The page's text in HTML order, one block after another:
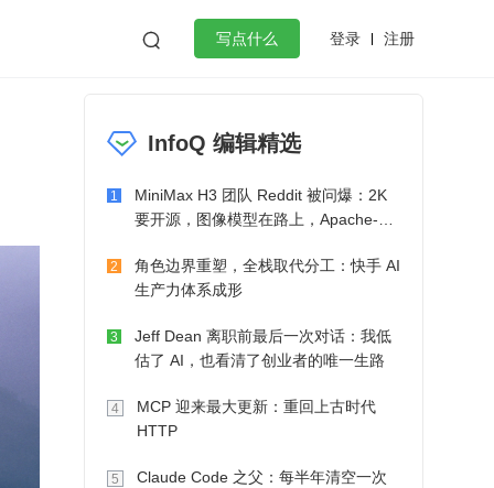
 写点什么 登录 注册
微服务架构 flutter
InfoQ 编辑精选
1
MiniMax H3 团队 Reddit 被问爆：2K
要开源，图像模型在路上，Apache-2.0
2
角色边界重塑，全栈取代分工：快手 AI
生产力体系成形
3
Jeff Dean 离职前最后一次对话：我低
估了 AI，也看清了创业者的唯一生路
4
MCP 迎来最大更新：重回上古时代
HTTP
5
Claude Code 之父：每半年清空一次